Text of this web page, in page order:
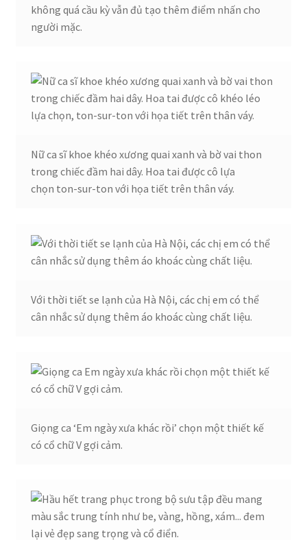
không quá cầu kỳ vẫn đủ tạo thêm điểm nhấn cho
người mặc.
Nữ ca sĩ khoe khéo xương quai xanh và bờ vai thon
trong chiếc đầm hai dây. Hoa tai được cô lựa
chọn ton-sur-ton với họa tiết trên thân váy.
Với thời tiết se lạnh của Hà Nội, các chị em có thể
cân nhắc sử dụng thêm áo khoác cùng chất liệu.
Giọng ca ‘Em ngày xưa khác rồi’ chọn một thiết kế
có cổ chữ V gợi cảm.